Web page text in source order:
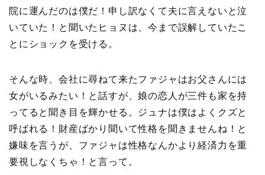
院に運んだのは僕だ！申し訳なくて夫に言えないと泣
いていた！と聞いたヒョヌは、今まで誤解していたこ
とにショックを受ける。
そんな時、会社に尋ねて来たファジャはお父さんには
女がいるみたい！と話すが、娘の恋人が三件も家を持
ってると聞き目を輝かせる。ジュナは僕はよくクズと
呼ばれる！財産ばかり聞いて性格を聞きませんね！と
嫌味を言うが、ファジャは性格なんかより経済力を重
要視しなくちゃ！と言って。